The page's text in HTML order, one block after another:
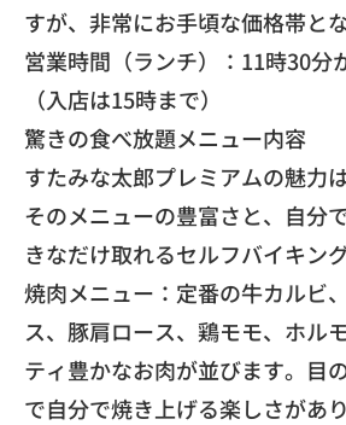
すが、非常にお手頃な価格帯と
営業時間（ランチ）：11時30分
（入店は15時まで）
​驚きの食べ放題メニュー内容
すたみな太郎プレミアムの魅力は
そのメニューの豊富さと、 自分
きなだけ取れるセルフバイキン
焼肉メニュー：定番の牛カルビ
ス、 豚肩ロース、鶏モモ、ホルモ
ティ豊かなお肉が並びます。 目
で自分で焼き上げる楽しさがあり